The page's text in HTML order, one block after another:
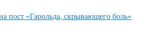
пост «Гарольда, скрывающего боль»